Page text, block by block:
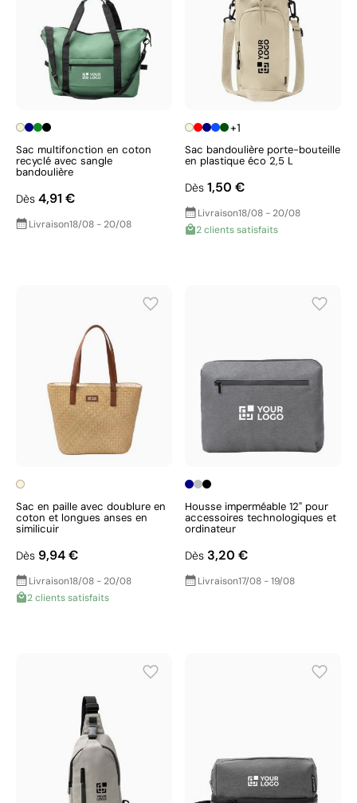
Sac multifonction en coton
recyclé avec sangle
bandoulière
Dès 4,91 €
Livraison18/08 - 20/08
+1
Sac bandoulière porte-bouteille
en plastique éco 2,5 L
Dès 1,50 €
Livraison18/08 - 20/08
2 clients satisfaits
Sac en paille avec doublure en
coton et longues anses en
similicuir
Dès 9,94 €
Livraison18/08 - 20/08
2 clients satisfaits
Housse imperméable 12" pour
accessoires technologiques et
ordinateur
Dès 3,20 €
Livraison17/08 - 19/08